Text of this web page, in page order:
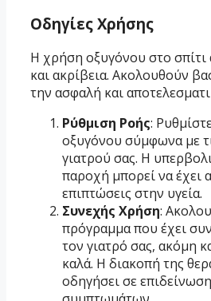
Οδηγίες Χρήσης
Η χρήση οξυγόνου στο σπίτι
και ακρίβεια. Ακολουθούν
την ασφαλή και
Ρύθμιση Ροής:
οξυγόνου σύμφωνα με
γιατρού σας. Η
παροχή μπορεί να έχει
επιπτώσεις στην υγεία.
Συνεχής Χρήση:
πρόγραμμα που έχει
τον γιατρό σας, ακόμη
καλά. Η διακοπή της
οδηγήσει σε